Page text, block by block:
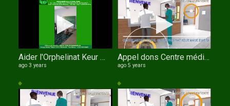
Aider l'Orphelinat Keur Mame Diarra de TOUBA
ago 3 years
Appel dons Centre médico social de l'orphelinat Keur Mame Diarra de TOUBA au SENEGAL en Anglais
ago 5 years